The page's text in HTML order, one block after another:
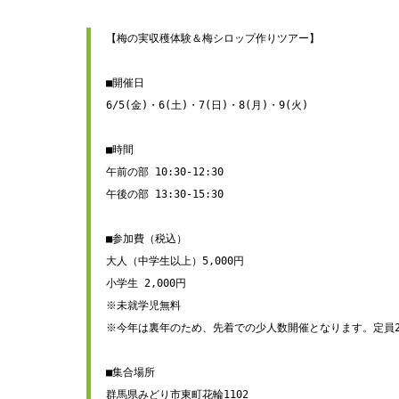
【梅の実収穫体験＆梅シロップ作りツアー】
■開催日
6/5(金)・6(土)・7(日)・8(月)・9(火)
■時間
午前の部 10:30-12:30
午後の部 13:30-15:30
■参加費（税込）
大人（中学生以上）5,000円
小学生 2,000円
※未就学児無料
※今年は裏年のため、先着での少人数開催となります。定員
■集合場所
群馬県みどり市東町花輪1102